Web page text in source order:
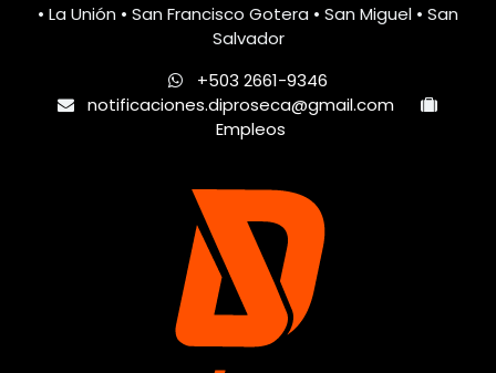
• La Unión • San Francisco Gotera • San Miguel • San
Salvador
+503 2661-9346
notificaciones.diproseca@gmail.com
Empleos